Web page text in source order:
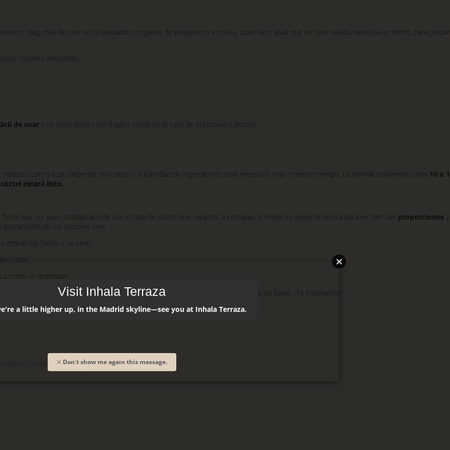
blog, más de uno se ha quedado con ganas de prepararlos en casa, pues bien, igual que un buen asado necesita un horno, para
cócteles exquisitos.
de usar y no tiene partes tan frágiles como es el caso de la coctelera Boston.
con el licor. Depende del cóctel y la cantidad de ingredientes será necesario más o menos tiempo. Lo normal sería entre unos 10 o
estará listo.
que ser una cantidad acorde con el tipo de cóctel que vayamos a preparar, lo mejor es seguir la receta para ver bien las proporciones y
de los cócteles son:
retiran los hielos y se sirve.
cubos.
como un granizado.
, ýa está abierta, ahí podrásprobar nuestros cócteles y obtener ideas para los tuyos. ¡Te esperamos!
santo domingo
Visit Inhala Terraza
a little higher up, in the Madrid skyline—see you at Inhala Terraza.
Don't show me again this message.